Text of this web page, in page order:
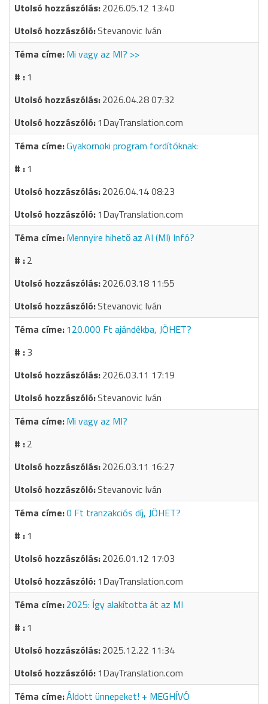
2026.05.12 13:40
Stevanovic Iván
Mi vagy az MI? >>
1
2026.04.28 07:32
1DayTranslation.com
Gyakornoki program fordítóknak:
1
2026.04.14 08:23
1DayTranslation.com
Mennyire hihető az AI (MI) Infó?
2
2026.03.18 11:55
Stevanovic Iván
120.000 Ft ajándékba, JÖHET?
3
2026.03.11 17:19
Stevanovic Iván
Mi vagy az MI?
2
2026.03.11 16:27
Stevanovic Iván
0 Ft tranzakciós díj, JÖHET?
1
2026.01.12 17:03
1DayTranslation.com
2025: Így alakította át az MI
1
2025.12.22 11:34
1DayTranslation.com
Áldott ünnepeket! + MEGHÍVÓ